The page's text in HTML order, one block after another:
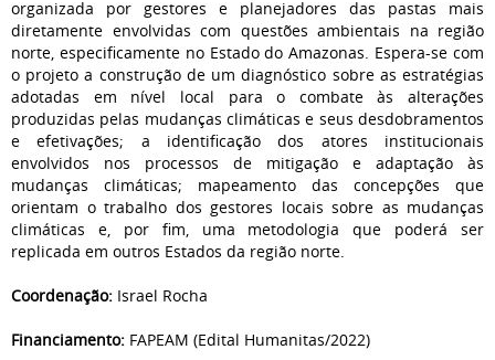
organizada por gestores e planejadores das pastas mais
diretamente envolvidas com questões ambientais na região
norte, especificamente no Estado do Amazonas. Espera-se com
o projeto a construção de um diagnóstico sobre as estratégias
adotadas em nível local para o combate às alterações
produzidas pelas mudanças climáticas e seus desdobramentos
e efetivações; a identificação dos atores institucionais
envolvidos nos processos de mitigação e adaptação às
mudanças climáticas; mapeamento das concepções que
orientam o trabalho dos gestores locais sobre as mudanças
climáticas e, por fim, uma metodologia que poderá ser
replicada em outros Estados da região norte.
Coordenação: Israel Rocha
Financiamento: FAPEAM (Edital Humanitas/2022)